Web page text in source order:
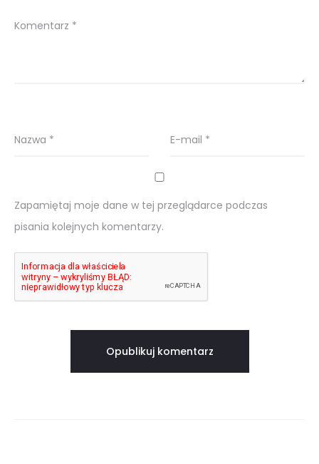
Komentarz *
Nazwa * E-mail *
Zapamiętaj moje dane w tej przeglądarce podczas
pisania kolejnych komentarzy.